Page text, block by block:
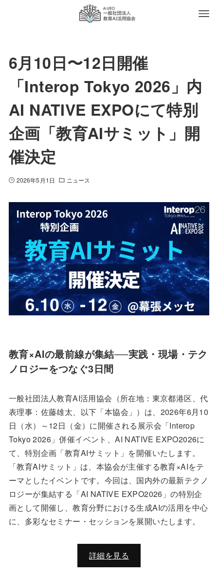
6月10日〜12日開催
「Interop Tokyo 2026」内
AI NATIVE EXPOにて特別
企画「教育AIサミット」開
催決定
2026年5月1日 ニュース
教育×AIの最前線が集結──実践・現場・テク
ノロジーをつなぐ3日間
一般社団法人教育AI活用協会（所在地：東京都港区、代
表理事：佐藤雄太、以下「本協会」）は、2026年6月10
日（水）～12日（金）に開催される展示会「Interop
Tokyo 2026」併催イベント、AI NATIVE EXPO2026に
て、特別企画「教育AIサミット」を開催いたします。
「教育AIサミット」は、本協会が主催する教育×AIをテ
ーマとしたイベントです。今回は、国内外の最新テクノ
ロジーが集結する「AI NATIVE EXPO2026」の特別企
画として開催し、教育分野における生成AIの活用を中心
に、多彩なセミナー・セッションを展開いたします。
詳細を見る